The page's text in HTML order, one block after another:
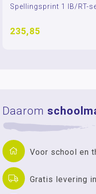
Spellingsprint 1 IB/RT-
235,85
Daarom
Voor school en
Gratis levering